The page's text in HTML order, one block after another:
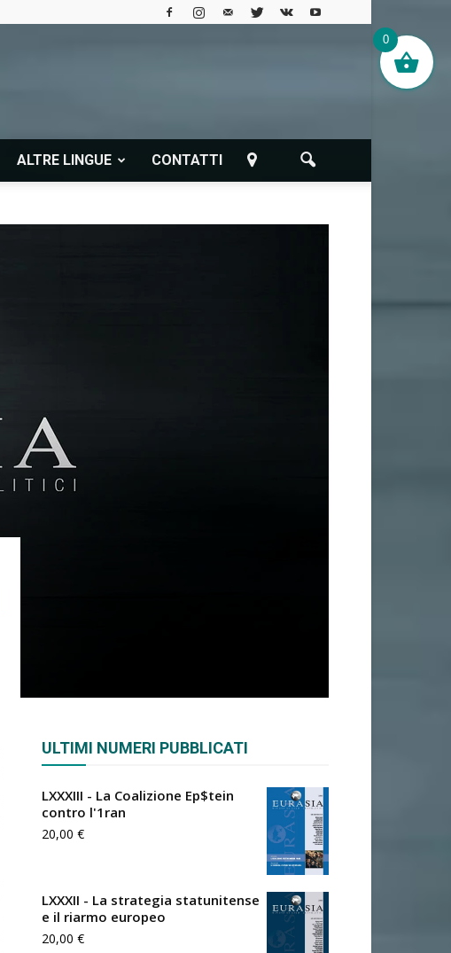
ALTRE LINGUE CONTATTI
ULTIMI NUMERI PUBBLICATI
LXXXIII - La Coalizione Ep$tein
contro l'1ran
20,00 €
LXXXII - La strategia statunitense
e il riarmo europeo
20,00 €
0